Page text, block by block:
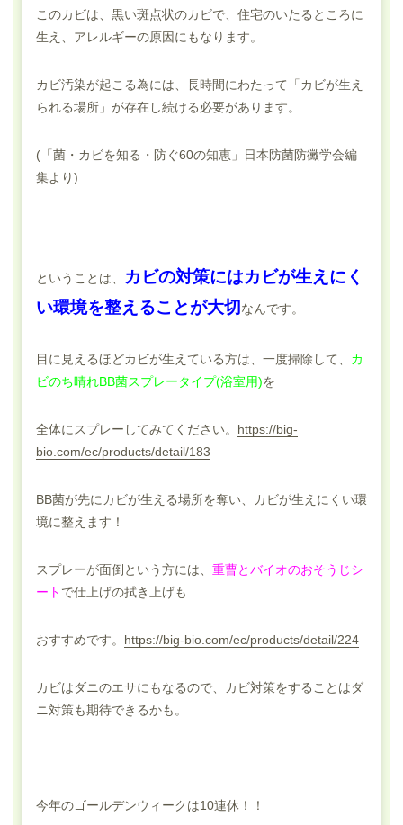
このカビは、黒い斑点状のカビで、住宅のいたるところに
生え、アレルギーの原因にもなります。
カビ汚染が起こる為には、長時間にわたって「カビが生え
られる場所」が存在し続ける必要があります。
(「菌・カビを知る・防ぐ60の知恵」日本防菌防黴学会編
集より)
ということは、
カビの対策にはカビが生えにく
い環境を整えることが大切なんです。
目に見えるほどカビが生えている方は、一度掃除して、 カ
ビのち晴れBB菌スプレータイプ(浴室用)を
全体にスプレーしてみてください。 https://big-
bio.com/ec/products/detail/183
BB菌が先にカビが生える場所を奪い、カビが生えにくい環
境に整えます！
スプレーが面倒という方には、 重曹とバイオのおそうじシ
ート で仕上げの拭き上げも
おすすめです。 https://big-bio.com/ec/products/detail/224
カビはダニのエサにもなるので、カビ対策をすることはダ
ニ対策も期待できるかも。
今年のゴールデンウィークは10連休！！